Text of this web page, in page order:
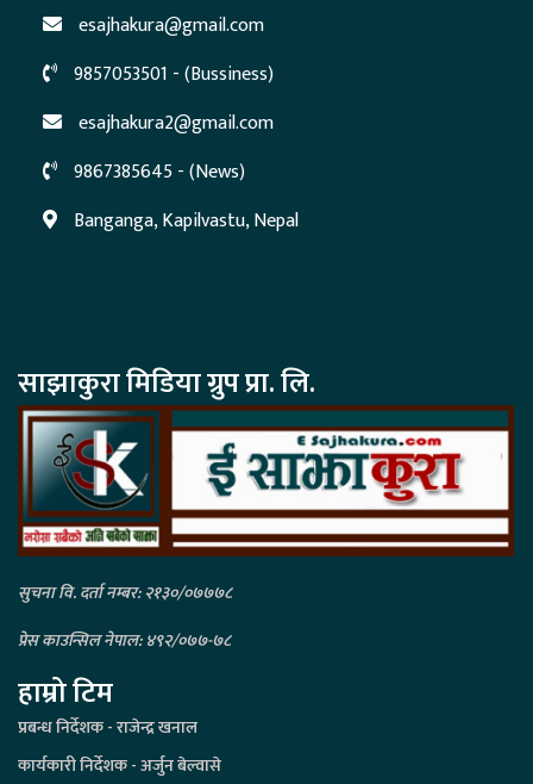
esajhakura@gmail.com
9857053501 - (Bussiness)
esajhakura2@gmail.com
9867385645 - (News)
Banganga, Kapilvastu, Nepal
साझाकुरा मिडिया ग्रुप प्रा. लि.
सुचना वि. दर्ता नम्बर: २१३०/०७७७८
प्रेस काउन्सिल नेपाल: ४९२/०७७-७८
हाम्रो टिम
प्रबन्ध निर्देशक - राजेन्द्र खनाल
कार्यकारी निर्देशक - अर्जुन बेल्वासे